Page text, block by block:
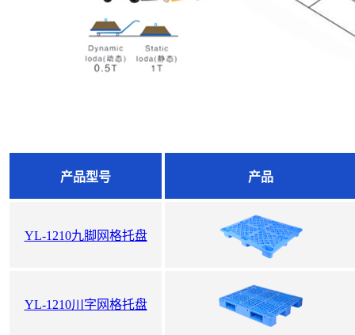
产品型号 产品
YL-1210九脚网格托盘
YL-1210川字网格托盘